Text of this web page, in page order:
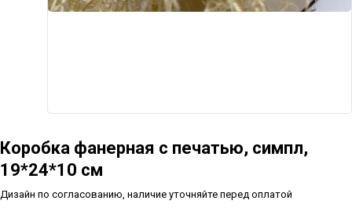
Коробка фанерная с печатью, симпл,
19*24*10 см
Дизайн по согласованию, наличие уточняйте перед оплатой